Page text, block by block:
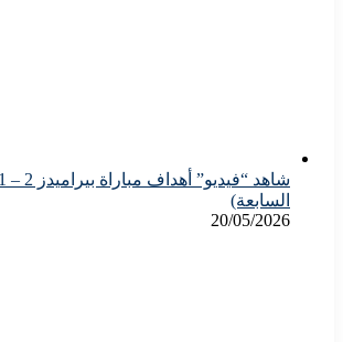
السابعة)
20/05/2026